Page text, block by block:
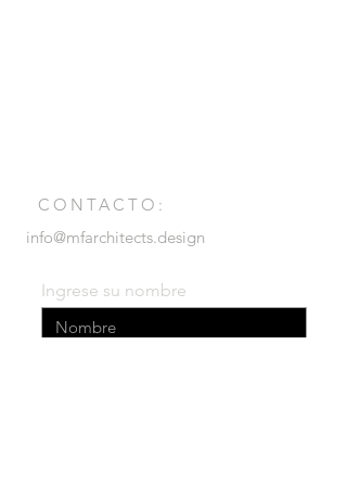
CONTACTO:
info@mfarchitects.design
Ingrese su nombre